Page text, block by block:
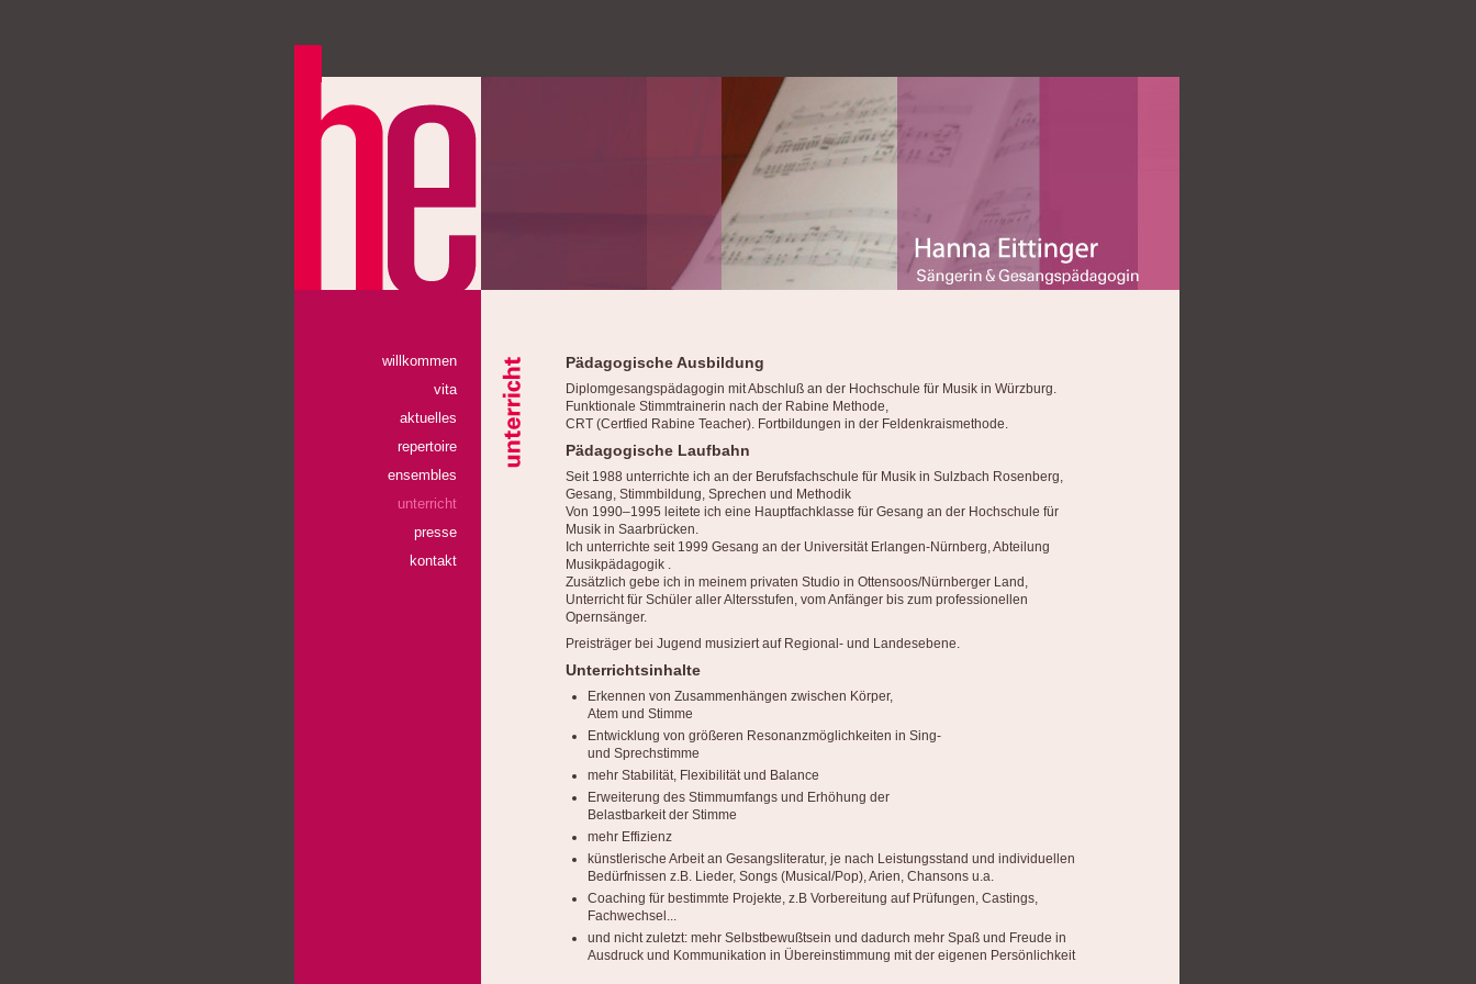
willkommen
vita
aktuelles
repertoire
ensembles
unterricht
presse
kontakt
Pädagogische Ausbildung
Diplomgesangspädagogin mit Abschluß an der Hochschule für Musik in Würzburg.
Funktionale Stimmtrainerin nach der Rabine Methode,
CRT (Certfied Rabine Teacher). Fortbildungen in der Feldenkraismethode.
Pädagogische Laufbahn
Seit 1988 unterrichte ich an der Berufsfachschule für Musik in Sulzbach Rosenberg,
Gesang, Stimmbildung, Sprechen und Methodik
Von 1990–1995 leitete ich eine Hauptfachklasse für Gesang an der Hochschule für
Musik in Saarbrücken.
Ich unterrichte seit 1999 Gesang an der Universität Erlangen-Nürnberg, Abteilung
Musikpädagogik .
Zusätzlich gebe ich in meinem privaten Studio in Ottensoos/Nürnberger Land,
Unterricht für Schüler aller Altersstufen, vom Anfänger bis zum professionellen
Opernsänger.
Preisträger bei Jugend musiziert auf Regional- und Landesebene.
Unterrichtsinhalte
Erkennen von Zusammenhängen zwischen Körper,
Atem und Stimme
Entwicklung von größeren Resonanzmöglichkeiten in Sing-
und Sprechstimme
mehr Stabilität, Flexibilität und Balance
Erweiterung des Stimmumfangs und Erhöhung der
Belastbarkeit der Stimme
mehr Effizienz
künstlerische Arbeit an Gesangsliteratur, je nach Leistungsstand und individuellen
Bedürfnissen z.B. Lieder, Songs (Musical/Pop), Arien, Chansons u.a.
Coaching für bestimmte Projekte, z.B Vorbereitung auf Prüfungen, Castings,
Fachwechsel...
und nicht zuletzt: mehr Selbstbewußtsein und dadurch mehr Spaß und Freude in
Ausdruck und Kommunikation in Übereinstimmung mit der eigenen Persönlichkeit